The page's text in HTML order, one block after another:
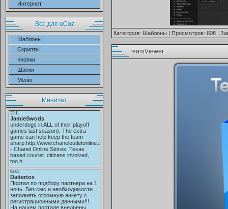
Интернет
Все для uCoz
Шаблоны
Скрипты
Кнопки
Шапки
Меню
Миничат
Категория: Шаблоны | Просмотров: 608 |
TeamViewer